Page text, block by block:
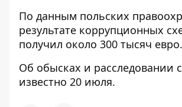
По данным польских
результате коррупционных
получил около 300 тысяч евро.
Об обысках и расследовании
известно 20 июля.